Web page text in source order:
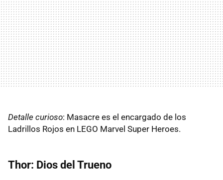
Detalle curioso: Masacre es el encargado de los
Ladrillos Rojos en LEGO Marvel Super Heroes.
Thor: Dios del Trueno